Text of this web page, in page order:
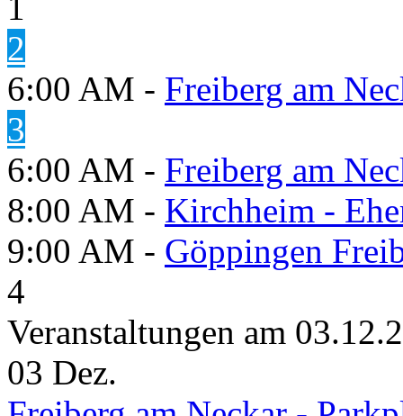
2
6:00 AM - Freiberg am
3
6:00 AM - Freiberg am
8:00 AM - Kirchheim -
9:00 AM - Göppingen
4
Veranstaltungen am
03 Dez.